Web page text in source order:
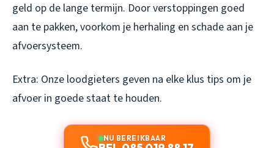
geld op de lange termijn. Door verstoppingen goed
aan te pakken, voorkom je herhaling en schade aan je
afvoersysteem.
Extra: Onze loodgieters geven na elke klus tips om je
afvoer in goede staat te houden.
NU BEREIKBAAR